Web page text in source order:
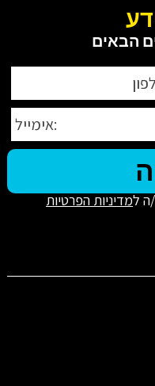
הבאים
ה למדיניות הפרטיות